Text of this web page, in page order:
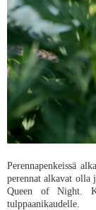
Perennapenkeissä
perennat alkavat olla
Queen of Night.
tulppaanikaudelle.